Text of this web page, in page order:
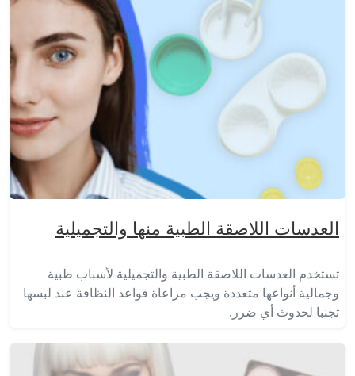
العدسات اللاصقة الطبية منها والتجميلية
تستخدم العدسات اللاصقة الطبية والتجميلية لأسباب طبية
وجمالية أنواعها متعددة ويجب مراعاة قواعد النظافة عند لبسها
تجنبا لحدوث أي ضرر.